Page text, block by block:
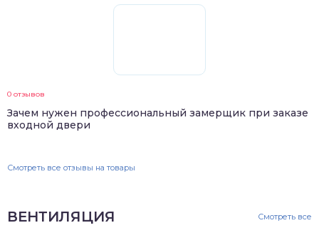
0 отзывов
Зачем нужен профессиональный замерщик при заказе
входной двери
Смотреть все отзывы на товары
ВЕНТИЛЯЦИЯ Смотреть все